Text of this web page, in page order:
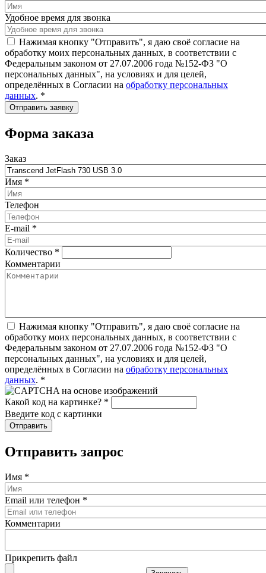
Удобное время для звонка
Нажимая кнопку "Отправить", я даю своё согласие на
обработку моих персональных данных, в соответствии с
Федеральным законом от 27.07.2006 года №152-ФЗ "О
персональных данных", на условиях и для целей,
определённых в Согласии на обработку персональных
данных. *
Форма заказа
Заказ
Имя *
Телефон
E-mail *
Количество *
Комментарии
Нажимая кнопку "Отправить", я даю своё согласие на
обработку моих персональных данных, в соответствии с
Федеральным законом от 27.07.2006 года №152-ФЗ "О
персональных данных", на условиях и для целей,
определённых в Согласии на обработку персональных
данных. *
Какой код на картинке? *
Введите код с картинки
Отправить запрос
Имя *
Email или телефон *
Комментарии
Прикрепить файл